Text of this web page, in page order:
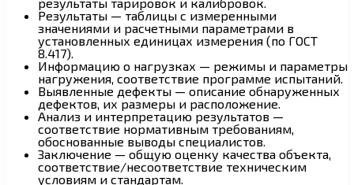
Результаты — таблицы с измеренными
значениями и расчетными параметрами в
установленных единицах измерения (по ГОСТ
8.417).
Информацию о нагрузках — режимы и параметры
нагружения, соответствие программе испытаний.
Выявленные дефекты — описание обнаруженных
дефектов, их размеры и расположение.
Анализ и интерпретацию результатов —
соответствие нормативным требованиям,
обоснованные выводы специалистов.
Заключение — общую оценку качества объекта,
соответствие/несоответствие техническим
условиям и стандартам.